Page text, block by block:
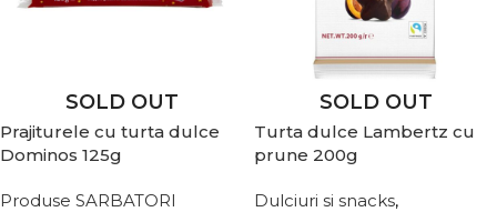
SOLD OUT
Prajiturele cu turta dulce
Dominos 125g
Produse SARBATORI
SOLD OUT
Turta dulce Lambertz cu
prune 200g
Dulciuri si snacks,